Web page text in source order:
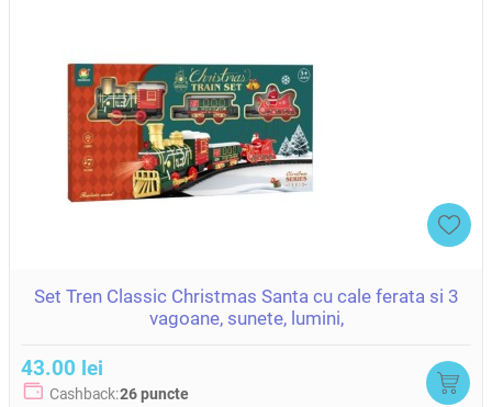
Set Tren Classic Christmas Santa cu cale ferata si 3
vagoane, sunete, lumini,
43.00 lei
Cashback:26 puncte